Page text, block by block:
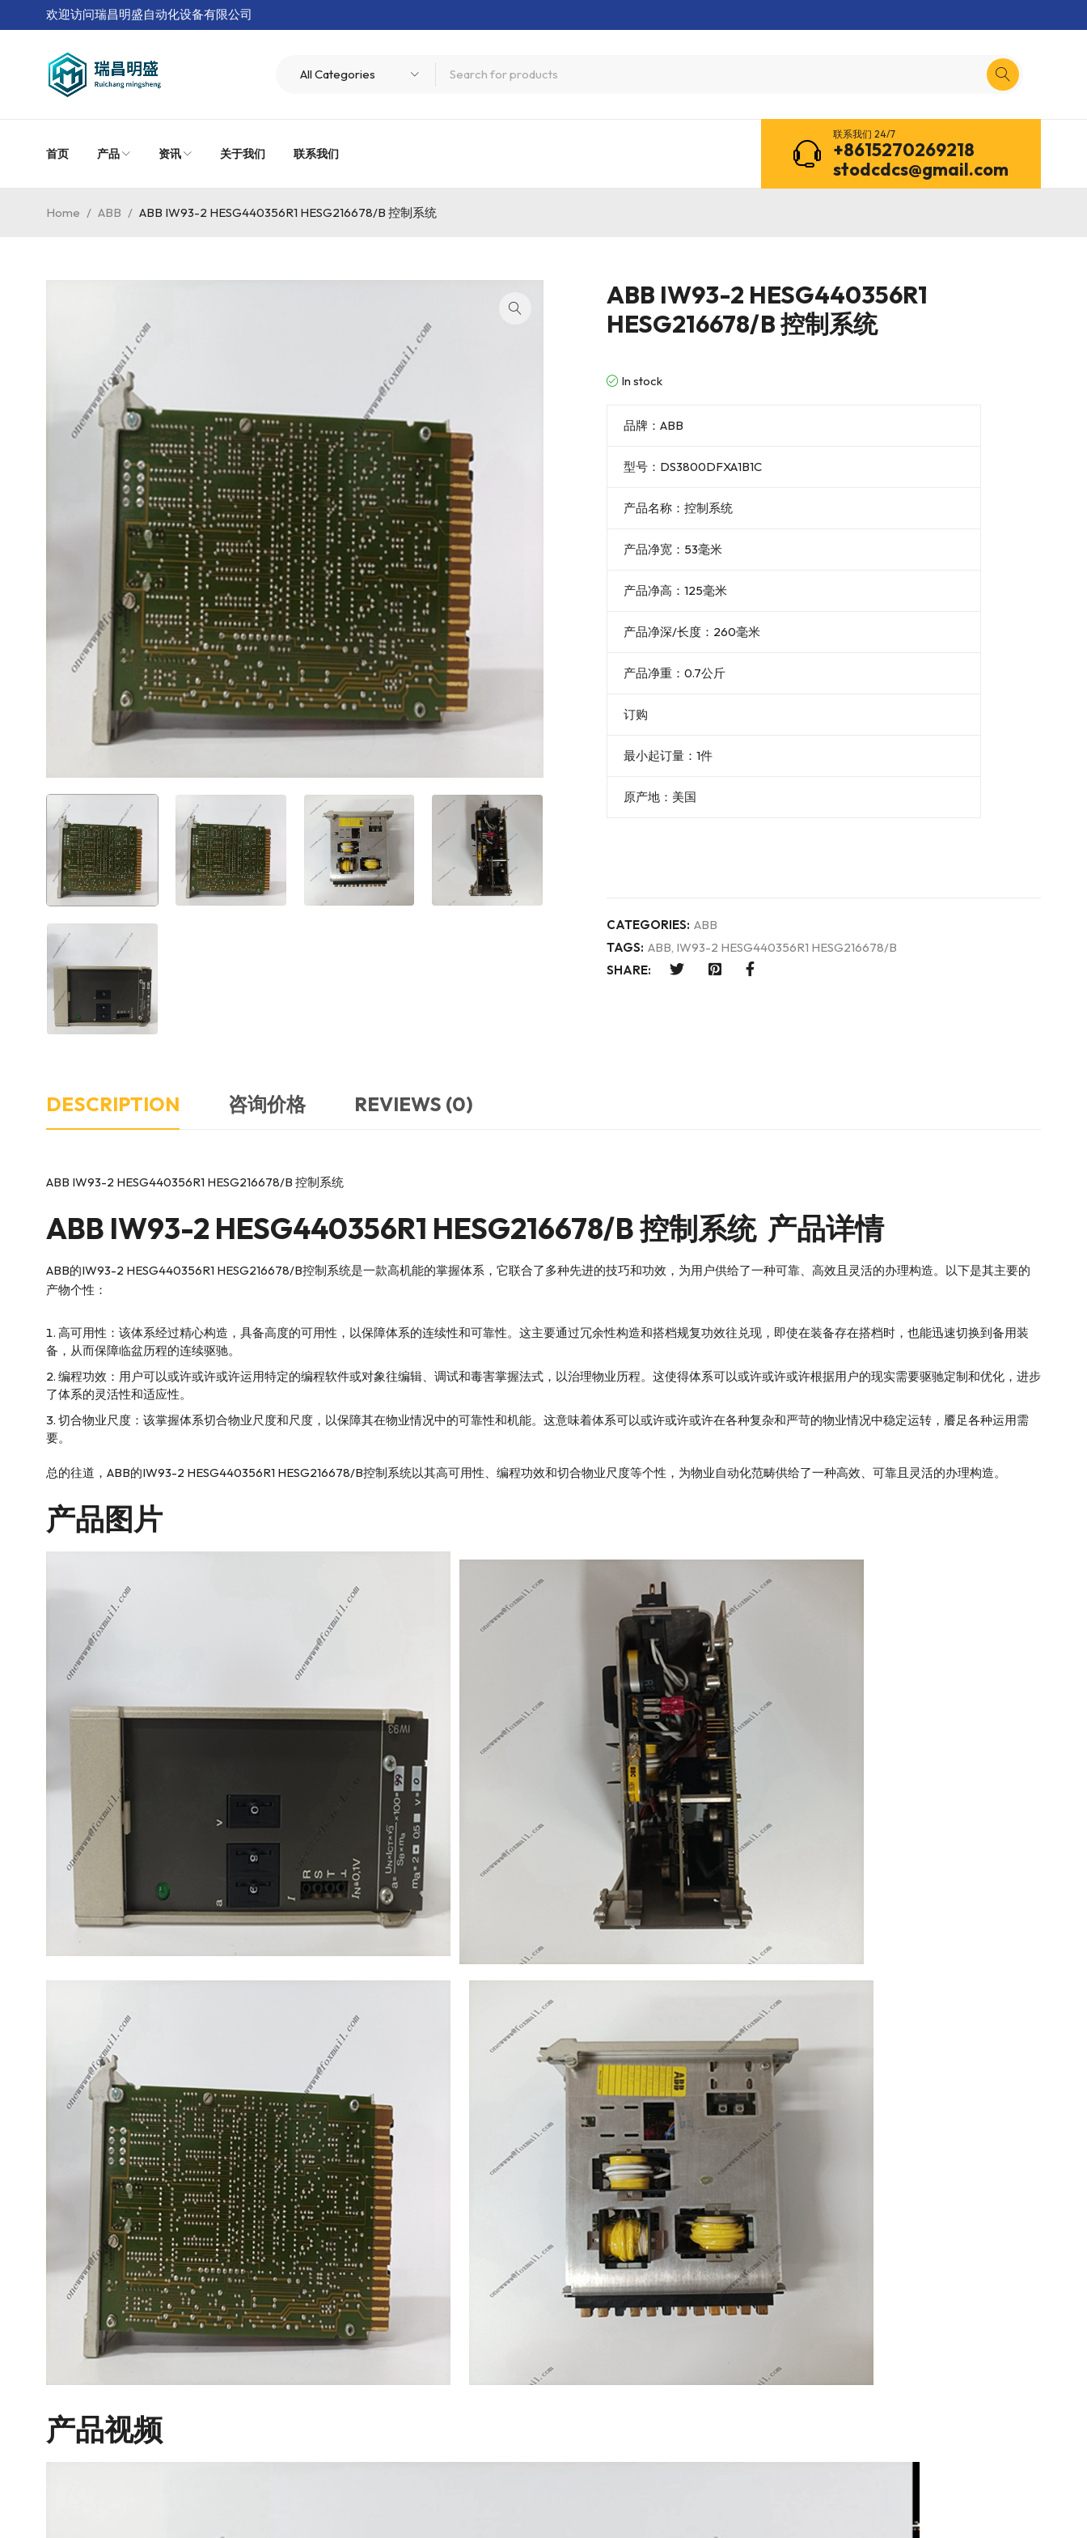
欢迎访问瑞昌明盛自动化设备有限公司
首页 产品 资讯 关于我们 联系我们
联系我们 24/7
+8615270269218
stodcdcs@gmail.com
Home / ABB / ABB IW93-2 HESG440356R1 HESG216678/B 控制系统
ABB IW93-2 HESG440356R1
HESG216678/B 控制系统
In stock
品牌：ABB
型号：DS3800DFXA1B1C
产品名称：控制系统
产品净宽：53毫米
产品净高：125毫米
产品净深/长度：260毫米
产品净重：0.7公斤
订购
最小起订量：1件
原产地：美国
CATEGORIES: ABB
TAGS: ABB, IW93-2 HESG440356R1 HESG216678/B
SHARE:
DESCRIPTION 咨询价格 REVIEWS (0)
ABB IW93-2 HESG440356R1 HESG216678/B 控制系统
ABB IW93-2 HESG440356R1 HESG216678/B 控制系统 产品详情
ABB的IW93-2 HESG440356R1 HESG216678/B控制系统是一款高机能的掌握体系，它联合了多种先进的技巧和功效，为用户供给了一种可靠、高效且灵活的办理构造。以下是其主要的
产物个性：
高可用性：该体系经过精心构造，具备高度的可用性，以保障体系的连续性和可靠性。这主要通过冗余性构造和搭档规复功效往兑现，即使在装备存在搭档时，也能迅速切换到备用装
备，从而保障临盆历程的连续驱驰。
编程功效：用户可以或许或许或许运用特定的编程软件或对象往编辑、调试和毒害掌握法式，以治理物业历程。这使得体系可以或许或许或许根据用户的现实需要驱驰定制和优化，进步
了体系的灵活性和适应性。
切合物业尺度：该掌握体系切合物业尺度和尺度，以保障其在物业情况中的可靠性和机能。这意味着体系可以或许或许或许在各种复杂和严苛的物业情况中稳定运转，餍足各种运用需
要。
总的往道，ABB的IW93-2 HESG440356R1 HESG216678/B控制系统以其高可用性、编程功效和切合物业尺度等个性，为物业自动化范畴供给了一种高效、可靠且灵活的办理构造。
产品图片
产品视频